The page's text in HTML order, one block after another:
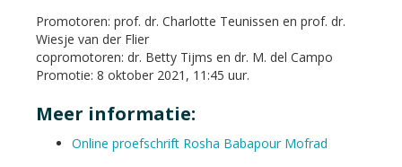
Promotoren: prof. dr. Charlotte Teunissen en prof. dr.
Wiesje van der Flier
copromotoren: dr. Betty Tijms en dr. M. del Campo
Promotie: 8 oktober 2021, 11:45 uur.
Meer informatie:
Online proefschrift Rosha Babapour Mofrad